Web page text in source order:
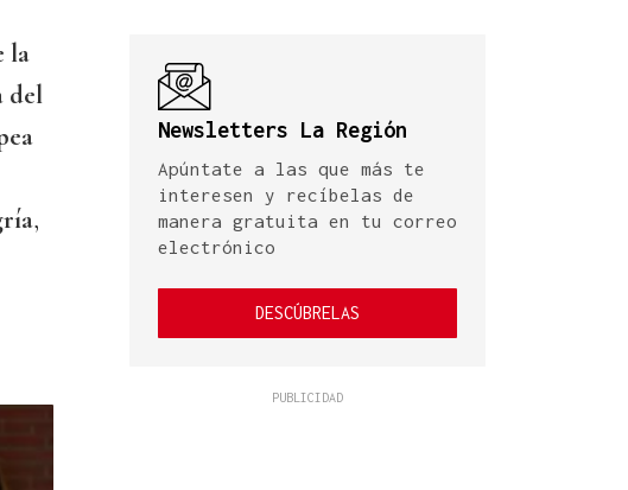
la
del
,
Newsletters La Región
Apúntate a las que más te
interesen y recíbelas de
manera gratuita en tu correo
electrónico
DESCÚBRELAS